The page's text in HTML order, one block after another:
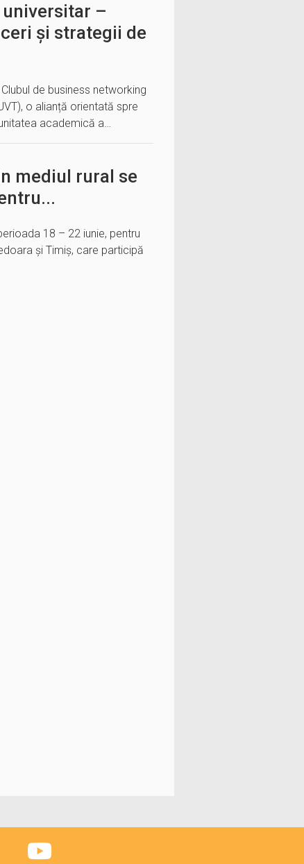
–
și strategii de
de business networking
o alianță orientată spre
academică a…
mediul rural se
18 – 22 iunie, pentru
și Timiș, care participă